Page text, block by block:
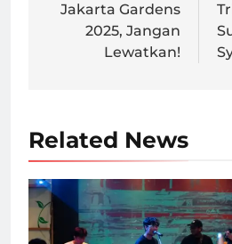
Jakarta Gardens
2025, Jangan
Lewatkan!
Related News
Sparks Life Jakarta
yang berbeda melalui gelaran
Showcase, 18 Juli 2026/Foto : Dok.